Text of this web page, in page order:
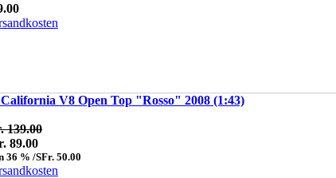
V8 Open Top "Rosso" 2008 (1:43)
139.00
89.00
36 % /SFr. 50.00